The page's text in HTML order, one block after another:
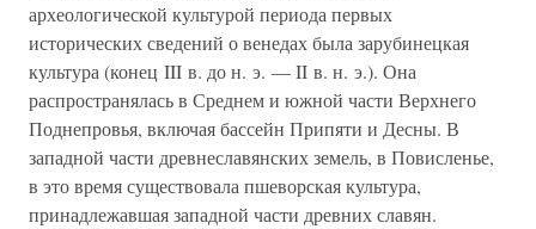
археологической культурой периода первых
исторических сведений о венедах была зарубинецкая
культура (конец III в. до н. э. — II в. н. э.). Она
распространялась в Среднем и южной части Верхнего
Поднепровья, включая бассейн Припяти и Десны. В
западной части древнеславянских земель, в Повисленье,
в это время существовала пшеворская культура,
принадлежавшая западной части древних славян.